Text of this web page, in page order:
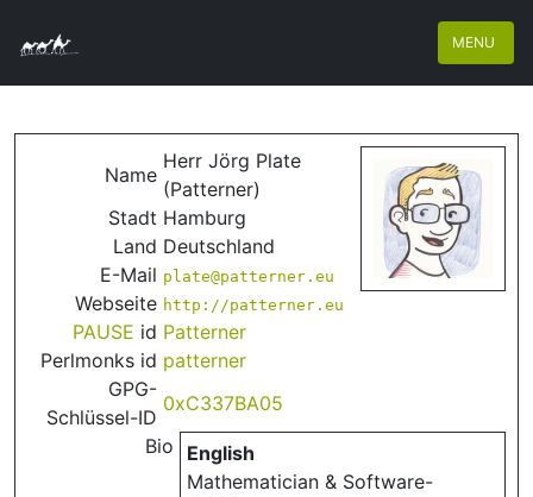
MENU
Name
Herr Jörg Plate
(‎Patterner‎)
Stadt Hamburg
Land Deutschland
E-Mail plate@patterner.eu
Webseite http://patterner.eu
PAUSE id Patterner
Perlmonks id patterner
GPG-
Schlüssel-ID
0xC337BA05
Bio
English
Mathematician & Software-